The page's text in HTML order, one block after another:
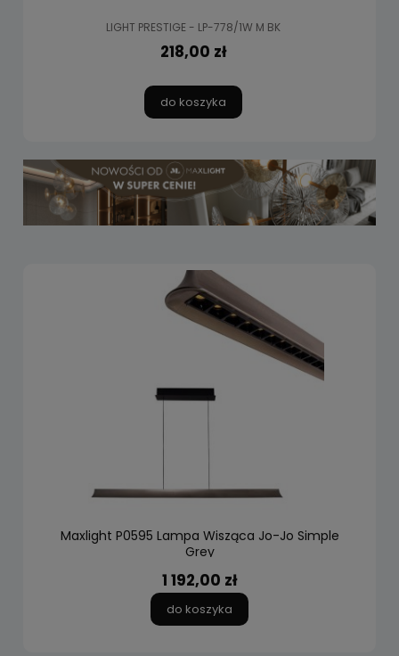
LIGHT PRESTIGE - LP-778/1W M BK
218,00 zł
do koszyka
Maxlight P0595 Lampa Wisząca Jo-Jo Simple
Grey
1 192,00 zł
do koszyka